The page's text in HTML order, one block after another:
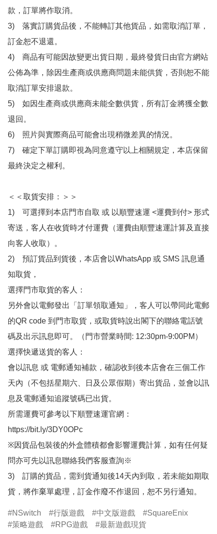
款，訂單將作取消。
3)　落實訂購貨品後，不能轉訂其他貨品，如需取消訂單，
訂金恕不退還。
4)　商品有可能因故變更出貨日期，最終發貨日由官方網站
公佈為準，除因生產商或供應商問題未能供貨，否則恕不能
取消訂單安排退款。
5)　如因生產商或供應商未能全數供貨，所有訂金將獲全數
退回。
6)　照片與實際商品可能會出現稍微差異的情況。
7)　確定下單訂購即視為同意遵守以上相關規定，本店保留
最終決定之權利。
＜＜取貨安排：＞＞
1)　可選擇到本店門市自取 或 以順豐速運 <運費到付> 形式
寄送，客人在收貨時才付運費（運費由順豐速運計算及直接
向客人收取）。
2)　預訂貨品到貨後，本店會以WhatsApp 或 SMS 訊息通
知取貨，
選擇門市取貨的客人：
另外會以電郵發出「訂單領取通知」，客人可以帶同此電郵
的QR code 到門市取貨，或取貨時說出閣下的聯絡電話號
碼及出示訊息即可。（門市營業時間: 12:30pm-9:00PM）
選擇快遞送貨的客人：
會以訊息 或 電郵通知補款，確認收到後本店會在三個工作
天內（不包括星期六、日及公眾假期）寄出貨品，並會以訊
息及電郵通知追蹤號碼已出貨。
所需運費可參考以下順豐速運官網：
https://bit.ly/3DY0OPc
※因貨品包裝後的外盒體積都會影響運費計算，如有任何疑
問亦可先以訊息聯絡我們客服查詢※
3)　訂購的貨品，需到貨通知後14天內到取，若未能如期取
貨，將作棄單處理，訂金作廢不作退回，恕不另行通知。
NSwitch 行版遊戲 中文版遊戲
SquareEnix
策略遊戲
RPG遊戲 最新遊戲現貨